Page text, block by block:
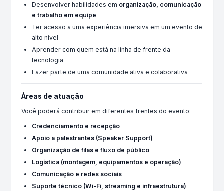
Desenvolver habilidades em organização, comunicação
e trabalho em equipe
Ter acesso a uma experiência imersiva em um evento de
alto nível
Aprender com quem está na linha de frente da
tecnologia
Fazer parte de uma comunidade ativa e colaborativa
Áreas de atuação
Você poderá contribuir em diferentes frentes do evento:
Credenciamento e recepção
Apoio a palestrantes (Speaker Support)
Organização de filas e fluxo de público
Logística (montagem, equipamentos e operação)
Comunicação e redes sociais
Suporte técnico (Wi-Fi, streaming e infraestrutura)